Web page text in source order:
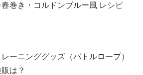
巻き・コルドンブルー風 レシピ
ーニンググッズ（バトルロープ）
は？